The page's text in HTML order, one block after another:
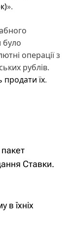
».
було
операції з
рублів.
їх.
Ставки.
в їхніх